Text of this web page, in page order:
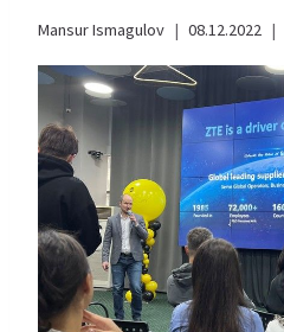
Mansur Ismagulov 08.12.2022